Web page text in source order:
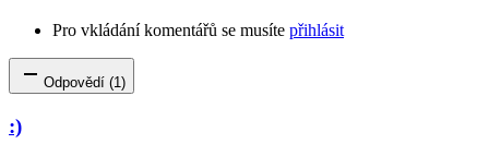
Pro vkládání komentářů se musíte přihlásit
Odpovědí (1)
:)